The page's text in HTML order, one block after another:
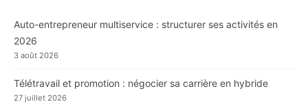
Auto-entrepreneur multiservice : structurer ses activités en
2026
3 août 2026
Télétravail et promotion : négocier sa carrière en hybride
27 juillet 2026